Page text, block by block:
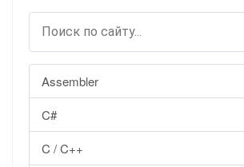
Assembler
C#
C / C++